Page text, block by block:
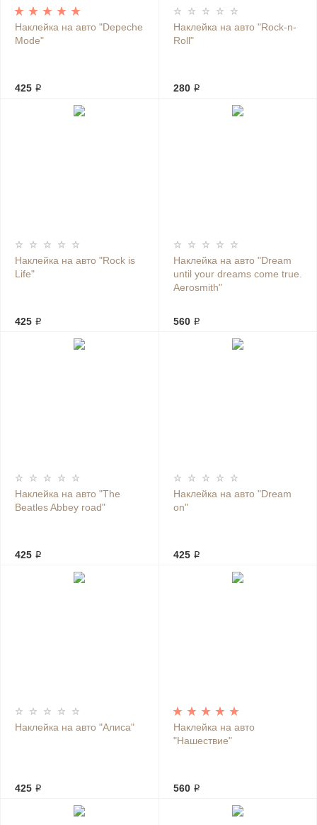
Наклейка на авто "Depeche
Mode"
425 ₽
Наклейка на авто "Rock-n-
Roll"
280 ₽
Наклейка на авто "Rock is
Life"
425 ₽
Наклейка на авто "Dream
until your dreams come true.
Aerosmith"
560 ₽
Наклейка на авто "The
Beatles Abbey road"
425 ₽
Наклейка на авто "Dream
on"
425 ₽
Наклейка на авто "Алиса"
425 ₽
Наклейка на авто
"Нашествие"
560 ₽